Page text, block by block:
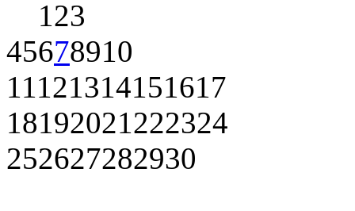
123
45678910
11121314151617
18192021222324
252627282930